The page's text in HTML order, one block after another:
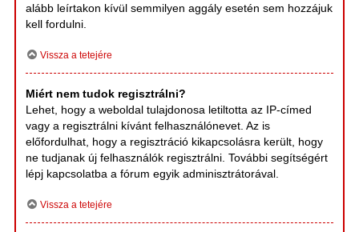
alább leírtakon kívül semmilyen aggály esetén sem hozzájuk
kell fordulni.
Vissza a tetejére
Miért nem tudok regisztrálni?
Lehet, hogy a weboldal tulajdonosa letiltotta az IP-címed
vagy a regisztrálni kívánt felhasználónevet. Az is
előfordulhat, hogy a regisztráció kikapcsolásra került, hogy
ne tudjanak új felhasználók regisztrálni. További segítségért
lépj kapcsolatba a fórum egyik adminisztrátorával.
Vissza a tetejére